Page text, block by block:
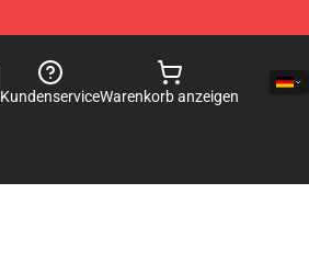
KundenserviceWarenkorb anzeigen